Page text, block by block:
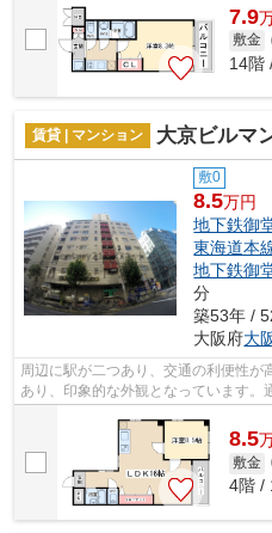
7.9
敷金
14階
賃貸 | マンション 大京ビルマ
敷0
8.5万円
地下鉄御
東海道本
地下鉄御
分
築53年 /
大阪府大
周辺に駅が二つあり、交通の利便性
あり、印象的な外観となっています。
マンションです。造りとデザインに関
8.5
敷金
4階 /